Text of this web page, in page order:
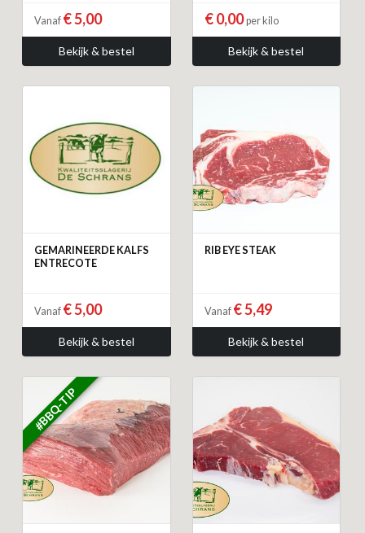
Vanaf € 5,00
Bekijk & bestel
€ 0,00per kilo
Bekijk & bestel
GEMARINEERDE KALFS
ENTRECOTE
Vanaf € 5,00
Bekijk & bestel
RIB EYE STEAK
Vanaf € 5,49
Bekijk & bestel
#BBQ-TIP